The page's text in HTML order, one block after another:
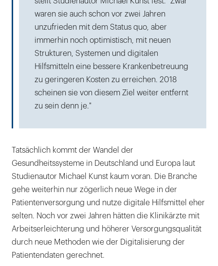
waren sie auch schon vor zwei Jahren
unzufrieden mit dem Status quo, aber
immerhin noch optimistisch, mit neuen
Strukturen, Systemen und digitalen
Hilfsmitteln eine bessere Krankenbetreuung
zu geringeren Kosten zu erreichen. 2018
scheinen sie von diesem Ziel weiter entfernt
zu sein denn je."
Tatsächlich kommt der Wandel der
Gesundheitssysteme in Deutschland und Europa laut
Studienautor Michael Kunst kaum voran. Die Branche
gehe weiterhin nur zögerlich neue Wege in der
Patientenversorgung und nutze digitale Hilfsmittel eher
selten. Noch vor zwei Jahren hätten die Klinikärzte mit
Arbeitserleichterung und höherer Versorgungsqualität
durch neue Methoden wie der Digitalisierung der
Patientendaten gerechnet.